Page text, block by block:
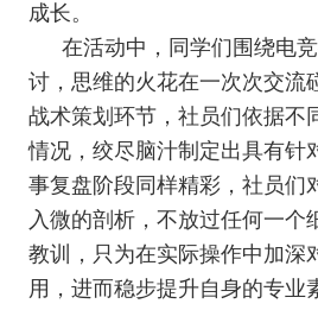
成长。
在活动中，同学们围绕电
讨，思维的火花在一次次交流
战术策划环节，社员们依据不
情况，绞尽脑汁制定出具有针
事复盘阶段同样精彩，社员们
入微的剖析，不放过任何一个
教训，只为在实际操作中加深
用，进而稳步提升自身的专业